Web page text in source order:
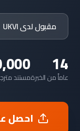
مقبول لدى UKVI
14
عاماً من الخبرةمستند
احصل